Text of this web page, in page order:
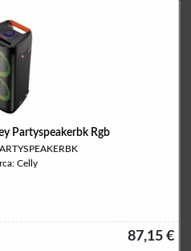
Partyspeakerbk Rgb
Celly
87,15 €